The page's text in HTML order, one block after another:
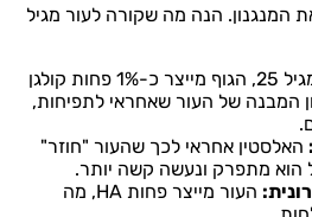
המנגנון. הנה מה שקורה לעור מגיל
מגיל 25, הגוף מייצר כ-1% פחות קולגן
המבנה של העור שאחראי לתפיחות,
האלסטין אחראי לכך שהעור "חוזר"
הוא מתפרק ונעשה קשה יותר.
העור מייצר פחות HA, מה